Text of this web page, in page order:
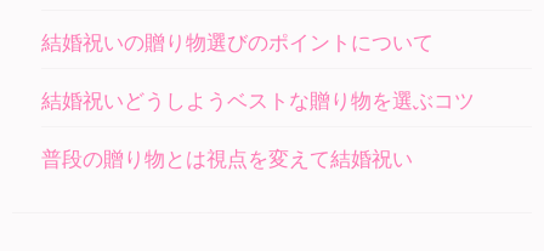
結婚祝いの贈り物選びのポイントについて
結婚祝いどうしようベストな贈り物を選ぶコツ
普段の贈り物とは視点を変えて結婚祝い